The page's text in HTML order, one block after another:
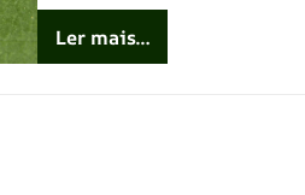
Ler mais…